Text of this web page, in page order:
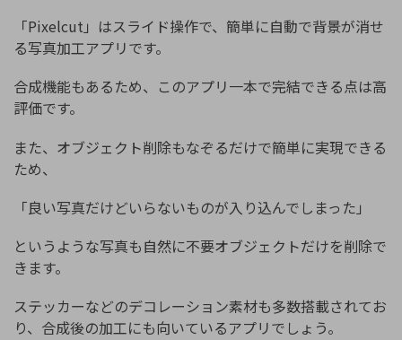
「Pixelcut」はスライド操作で、簡単に自動で背景が消せ
る写真加工アプリです。
合成機能もあるため、このアプリ一本で完結できる点は高
評価です。
また、オブジェクト削除もなぞるだけで簡単に実現できる
ため、
「良い写真だけどいらないものが入り込んでしまった」
というような写真も自然に不要オブジェクトだけを削除で
きます。
ステッカーなどのデコレーション素材も多数搭載されてお
り、合成後の加工にも向いているアプリでしょう。